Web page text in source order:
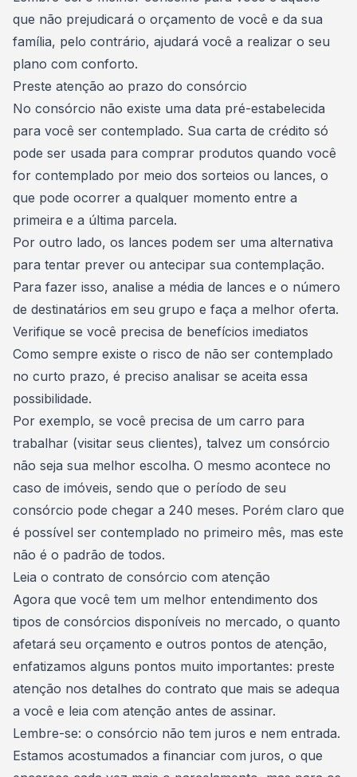
que não prejudicará o orçamento de você e da sua
família, pelo contrário, ajudará você a realizar o seu
plano com conforto.
Preste atenção ao prazo do consórcio
No consórcio não existe uma data pré-estabelecida
para você ser contemplado. Sua carta de crédito só
pode ser usada para comprar produtos quando você
for contemplado por meio dos sorteios ou lances, o
que pode ocorrer a qualquer momento entre a
primeira e a última parcela.
Por outro lado, os lances podem ser uma alternativa
para tentar prever ou antecipar sua contemplação.
Para fazer isso, analise a média de lances e o número
de destinatários em seu grupo e faça a melhor oferta.
Verifique se você precisa de benefícios imediatos
Como sempre existe o risco de não ser contemplado
no curto prazo, é preciso analisar se aceita essa
possibilidade.
Por exemplo, se você precisa de um carro para
trabalhar (visitar seus clientes), talvez um consórcio
não seja sua melhor escolha. O mesmo acontece no
caso de imóveis, sendo que o período de seu
consórcio pode chegar a 240 meses. Porém claro que
é possível ser contemplado no primeiro mês, mas este
não é o padrão de todos.
Leia o contrato de consórcio com atenção
Agora que você tem um melhor entendimento dos
tipos de consórcios disponíveis no mercado, o quanto
afetará seu orçamento e outros pontos de atenção,
enfatizamos alguns pontos muito importantes: preste
atenção nos detalhes do contrato que mais se adequa
a você e leia com atenção antes de assinar.
Lembre-se: o consórcio não tem juros e nem entrada.
Estamos acostumados a financiar com juros, o que